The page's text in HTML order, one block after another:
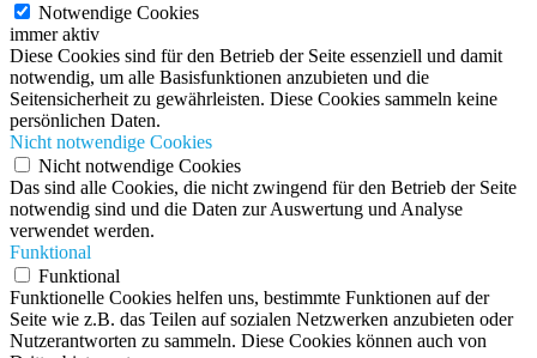
Notwendige Cookies
immer aktiv
Diese Cookies sind für den Betrieb der Seite essenziell und damit
notwendig, um alle Basisfunktionen anzubieten und die
Seitensicherheit zu gewährleisten. Diese Cookies sammeln keine
persönlichen Daten.
Nicht notwendige Cookies
Nicht notwendige Cookies
Das sind alle Cookies, die nicht zwingend für den Betrieb der Seite
notwendig sind und die Daten zur Auswertung und Analyse
verwendet werden.
Funktional
Funktional
Funktionelle Cookies helfen uns, bestimmte Funktionen auf der
Seite wie z.B. das Teilen auf sozialen Netzwerken anzubieten oder
Nutzerantworten zu sammeln. Diese Cookies können auch von